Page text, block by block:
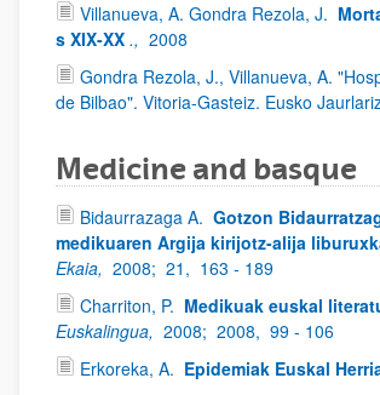
Villanueva, A. Gondra Rezola, J.
s XIX-XX ., 2008
Gondra Rezola, J., Villanueva, A.
de Bilbao". Vitoria-Gasteiz. Eusko
Medicine and basque
Bidaurrazaga A. Gotzon
medikuaren Argija kirijotz-alija
Ekaia, 2008; 21, 163 - 189
Charriton, P. Medikuak euskal
Euskalingua, 2008; 2008, 99 - 106
Erkoreka, A. Epidemiak Euskal